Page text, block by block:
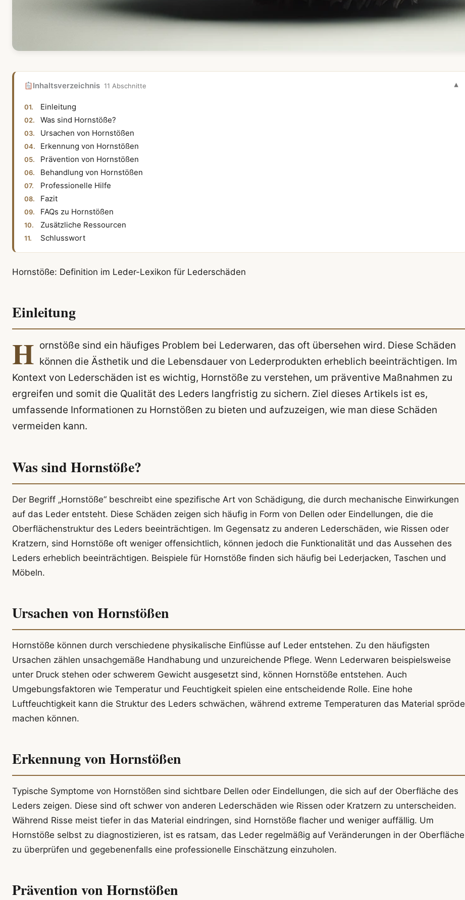
Inhaltsverzeichnis 11 Abschnitte
Einleitung
Was sind Hornstöße?
Ursachen von Hornstößen
Erkennung von Hornstößen
Prävention von Hornstößen
Behandlung von Hornstößen
Professionelle Hilfe
Fazit
FAQs zu Hornstößen
Zusätzliche Ressourcen
Schlusswort
Hornstöße: Definition im Leder-Lexikon für Lederschäden
Einleitung
H ornstöße sind ein häufiges Problem bei Lederwaren, das oft übersehen wird. Diese Schäden
können die Ästhetik und die Lebensdauer von Lederprodukten erheblich beeinträchtigen. Im
Kontext von Lederschäden ist es wichtig, Hornstöße zu verstehen, um präventive Maßnahmen zu
ergreifen und somit die Qualität des Leders langfristig zu sichern. Ziel dieses Artikels ist es,
umfassende Informationen zu Hornstößen zu bieten und aufzuzeigen, wie man diese Schäden
vermeiden kann.
Was sind Hornstöße?
Der Begriff „Hornstöße“ beschreibt eine spezifische Art von Schädigung, die durch mechanische Einwirkungen
auf das Leder entsteht. Diese Schäden zeigen sich häufig in Form von Dellen oder Eindellungen, die die
Oberflächenstruktur des Leders beeinträchtigen. Im Gegensatz zu anderen Lederschäden, wie Rissen oder
Kratzern, sind Hornstöße oft weniger offensichtlich, können jedoch die Funktionalität und das Aussehen des
Leders erheblich beeinträchtigen. Beispiele für Hornstöße finden sich häufig bei Lederjacken, Taschen und
Möbeln.
Ursachen von Hornstößen
Hornstöße können durch verschiedene physikalische Einflüsse auf Leder entstehen. Zu den häufigsten
Ursachen zählen unsachgemäße Handhabung und unzureichende Pflege. Wenn Lederwaren beispielsweise
unter Druck stehen oder schwerem Gewicht ausgesetzt sind, können Hornstöße entstehen. Auch
Umgebungsfaktoren wie Temperatur und Feuchtigkeit spielen eine entscheidende Rolle. Eine hohe
Luftfeuchtigkeit kann die Struktur des Leders schwächen, während extreme Temperaturen das Material spröde
machen können.
Erkennung von Hornstößen
Typische Symptome von Hornstößen sind sichtbare Dellen oder Eindellungen, die sich auf der Oberfläche des
Leders zeigen. Diese sind oft schwer von anderen Lederschäden wie Rissen oder Kratzern zu unterscheiden.
Während Risse meist tiefer in das Material eindringen, sind Hornstöße flacher und weniger auffällig. Um
Hornstöße selbst zu diagnostizieren, ist es ratsam, das Leder regelmäßig auf Veränderungen in der Oberfläche
zu überprüfen und gegebenenfalls eine professionelle Einschätzung einzuholen.
Prävention von Hornstößen